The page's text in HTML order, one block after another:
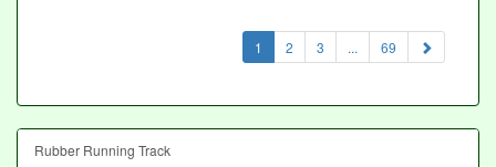
1 (current)
2 3 ... 69
Rubber Running Track